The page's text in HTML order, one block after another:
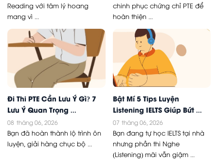
Reading với tâm lý hoang
mang vì ...
chinh phục chứng chỉ PTE để
hoàn thiện ...
Đi Thi PTE Cần Lưu Ý Gì? 7
Lưu Ý Quan Trọng ...
08 tháng 06, 2026
Bạn đã hoàn thành lộ trình ôn
luyện, giải hàng chục bộ ...
Bật Mí 5 Tips Luyện
Listening IELTS Giúp Bứt ...
07 tháng 06, 2026
Bạn đang tự học IELTS tại nhà
nhưng phần thi Nghe
(Listening) mãi vẫn giậm ...